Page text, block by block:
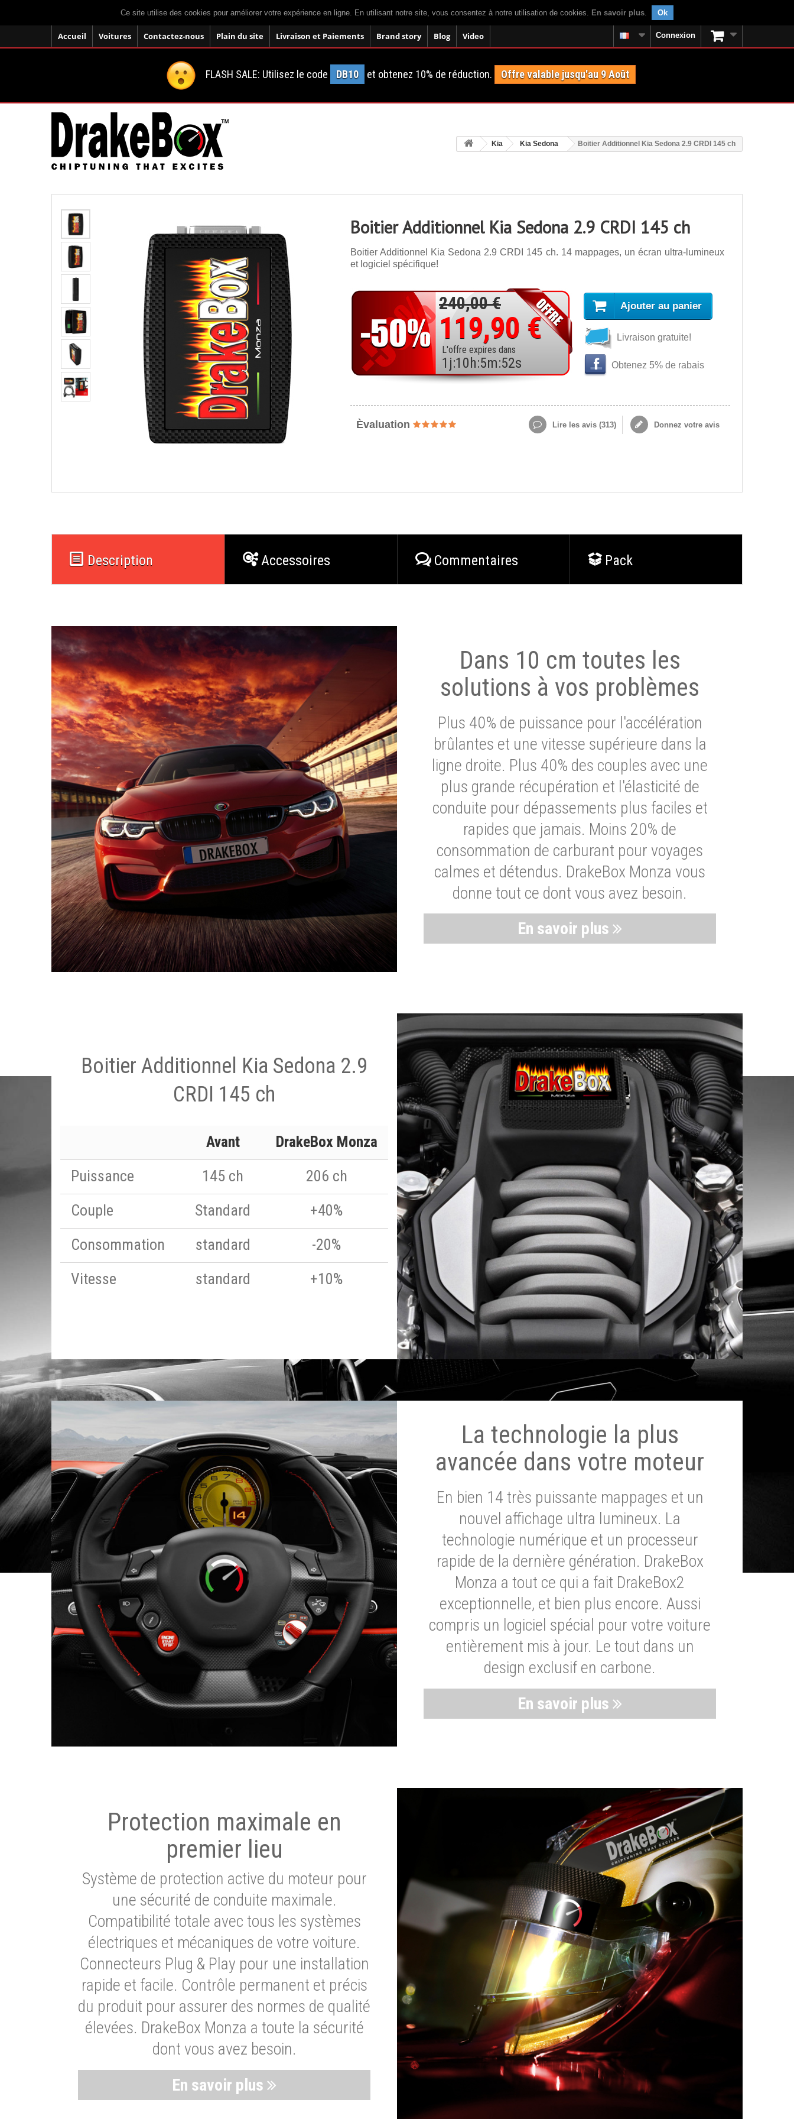
Ce site utilise des cookies pour améliorer votre expérience en ligne. En utilisant notre site, vous consentez à notre utilisation de cookies. En savoir plus. Ok
Accueil Voitures Contactez-nous Plain du site Livraison et Paiements Brand story Blog Video Connexion
FLASH SALE: Utilisez le code DB10 et obtenez 10% de réduction. Offre valable jusqu'au 9 Août
Kia Kia Sedona Boitier Additionnel Kia Sedona 2.9 CRDI 145 ch
Boitier Additionnel Kia Sedona 2.9 CRDI 145 ch
Boitier Additionnel Kia Sedona 2.9 CRDI 145 ch. 14 mappages, un écran ultra-lumineux
et logiciel spécifique!
240,00 €
119,90 €
L'offre expires dans
1 j:10 h:5m:50s
Ajouter au panier
Livraison gratuite!
Obtenez 5% de rabais
Èvaluation Lire les avis (313) Donnez votre avis
Description Accessoires Commentaires Pack
Dans 10 cm toutes les
solutions à vos problèmes
Plus 40% de puissance pour l'accélération
brûlantes et une vitesse supérieure dans la
ligne droite. Plus 40% des couples avec une
plus grande récupération et l'élasticité de
conduite pour dépassements plus faciles et
rapides que jamais. Moins 20% de
consommation de carburant pour voyages
calmes et détendus. DrakeBox Monza vous
donne tout ce dont vous avez besoin.
En savoir plus
Boitier Additionnel Kia Sedona 2.9
CRDI 145 ch
Avant
DrakeBox Monza
Puissance
145 ch
206 ch
Couple
Standard
+40%
Consommation
standard
-20%
Vitesse
standard +10%
La technologie la plus
avancée dans votre moteur
En bien 14 très puissante mappages et un
nouvel affichage ultra lumineux. La
technologie numérique et un processeur
rapide de la dernière génération. DrakeBox
Monza a tout ce qui a fait DrakeBox2
exceptionnelle, et bien plus encore. Aussi
compris un logiciel spécial pour votre voiture
entièrement mis à jour. Le tout dans un
design exclusif en carbone.
En savoir plus
Protection maximale en
premier lieu
Système de protection active du moteur pour
une sécurité de conduite maximale.
Compatibilité totale avec tous les systèmes
électriques et mécaniques de votre voiture.
Connecteurs Plug & Play pour une installation
rapide et facile. Contrôle permanent et précis
du produit pour assurer des normes de qualité
élevées. DrakeBox Monza a toute la sécurité
dont vous avez besoin.
En savoir plus